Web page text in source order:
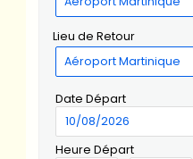
Lieu de Retour
Date Départ
Heure Départ